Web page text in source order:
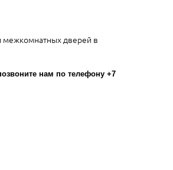
межкомнатных дверей в
нам по телефону +7